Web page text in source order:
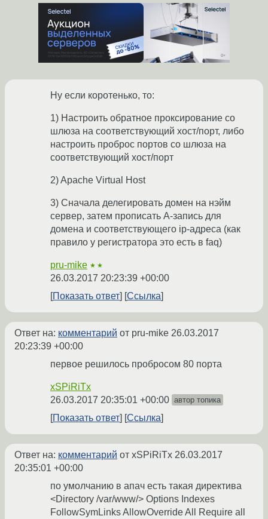
Ну если коротенько, то:
1) Настроить обратное проксирование со
шлюза на соответствующий хост/порт, либо
настроить проброс портов со шлюза на
соответствующий хост/порт
2) Apache Virtual Host
3) Сначала делегировать домен на нэйм
сервер, затем прописать A-запись для
домена и соответствующего ip-адреса (как
правило у регистратора это есть в faq)
pru-mike ★★
26.03.2017 20:23:39 +00:00
Показать ответ
Ссылка
Ответ на: комментарий от pru-mike 26.03.2017
20:23:39 +00:00
первое решилось пробросом 80 порта
xSPiRiTx
26.03.2017 20:35:01 +00:00 автор топика
Показать ответ Ссылка
Ответ на: комментарий от xSPiRiTx 26.03.2017
20:35:01 +00:00
по умолчанию в апач есть такая директива
<Directory /var/www/> Options Indexes
FollowSymLinks AllowOverride All Require all